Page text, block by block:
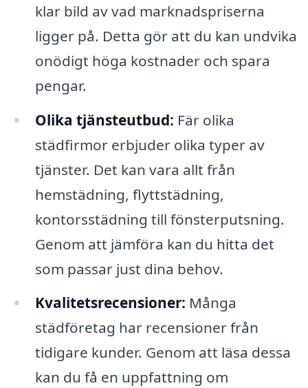
klar bild av vad marknadspriserna
ligger på. Detta gör att du kan undvika
onödigt höga kostnader och spara
pengar.
Olika tjänsteutbud: Fär olika
städfirmor erbjuder olika typer av
tjänster. Det kan vara allt från
hemstädning, flyttstädning,
kontorsstädning till fönsterputsning.
Genom att jämföra kan du hitta det
som passar just dina behov.
Kvalitetsrecensioner: Många
städföretag har recensioner från
tidigare kunder. Genom att läsa dessa
kan du få en uppfattning om